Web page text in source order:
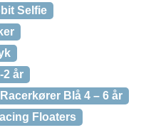
Selfie
2 år
Racerkører Blå 4 – 6 år
Floaters